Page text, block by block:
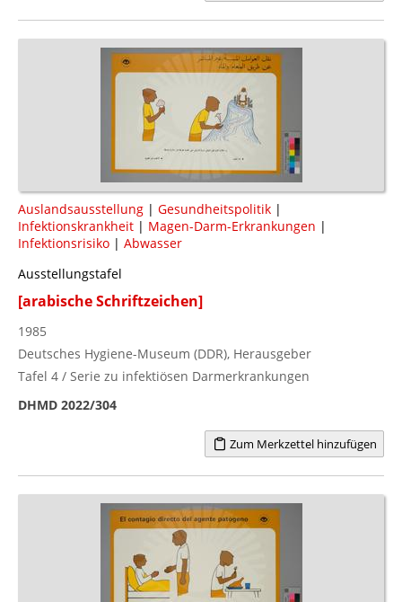
Auslandsausstellung | Gesundheitspolitik |
Infektionskrankheit | Magen-Darm-Erkrankungen |
Infektionsrisiko | Abwasser
Ausstellungstafel
[arabische Schriftzeichen]
1985
Deutsches Hygiene-Museum (DDR), Herausgeber
Tafel 4 / Serie zu infektiösen Darmerkrankungen
DHMD 2022/304
Zum Merkzettel hinzufügen